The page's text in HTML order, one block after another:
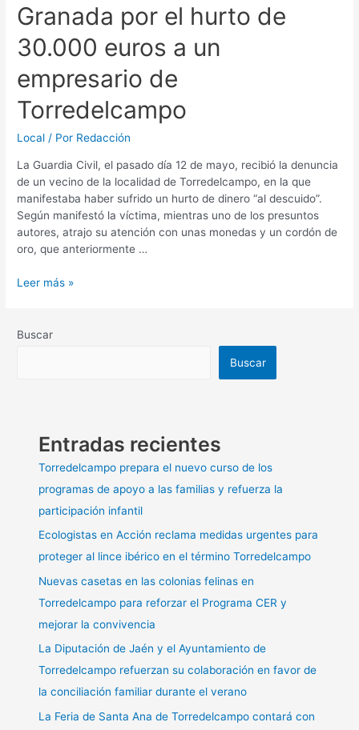
Granada por el hurto de
30.000 euros a un
empresario de
Torredelcampo
Local / Por Redacción
La Guardia Civil, el pasado día 12 de mayo, recibió la denuncia
de un vecino de la localidad de Torredelcampo, en la que
manifestaba haber sufrido un hurto de dinero “al descuido”.
Según manifestó la víctima, mientras uno de los presuntos
autores, atrajo su atención con unas monedas y un cordón de
oro, que anteriormente …
Leer más »
Buscar
Buscar
Entradas recientes
Torredelcampo prepara el nuevo curso de los
programas de apoyo a las familias y refuerza la
participación infantil
Ecologistas en Acción reclama medidas urgentes para
proteger al lince ibérico en el término Torredelcampo
Nuevas casetas en las colonias felinas en
Torredelcampo para reforzar el Programa CER y
mejorar la convivencia
La Diputación de Jaén y el Ayuntamiento de
Torredelcampo refuerzan su colaboración en favor de
la conciliación familiar durante el verano
La Feria de Santa Ana de Torredelcampo contará con